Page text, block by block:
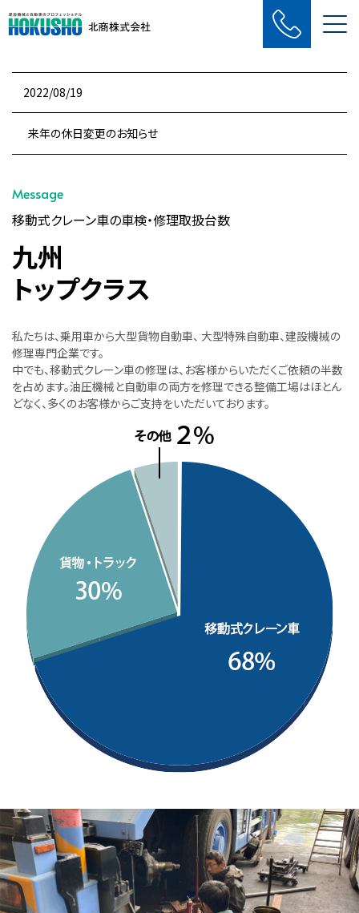
2022/08/19
来年の休日変更のお知らせ
Message
移動式クレーン車の車検・修理取扱台数
九州
トップクラス
私たちは、乗用車から大型貨物自動車、 大型特殊自動車、建設機械の
修理専門企業です。
中でも、移動式クレーン車の修理は、お客様からいただくご依頼の半数
を占めます。油圧機械と自動車の両方を修理できる整備工場はほとん
どなく、多くのお客様からご支持をいただいております。